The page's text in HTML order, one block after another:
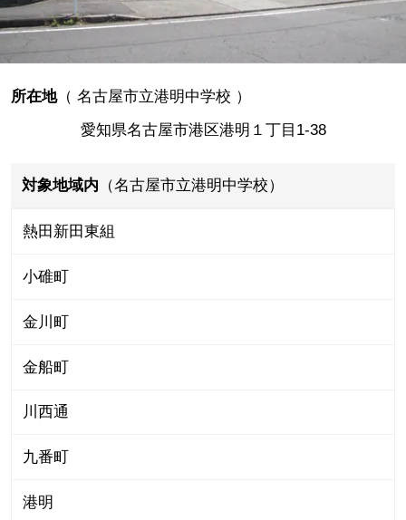
所在地（ 名古屋市立港明中学校 ）
愛知県名古屋市港区港明１丁目1-38
対象地域内 （名古屋市立港明中学校）
熱田新田東組
小碓町
金川町
金船町
川西通
九番町
港明